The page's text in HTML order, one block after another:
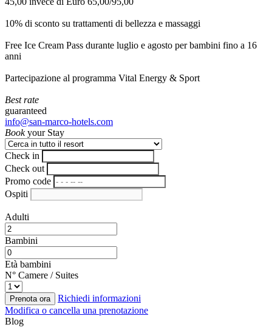
10% di sconto su trattamenti di bellezza e massaggi
Free Ice Cream Pass durante luglio e agosto per bambini fino a 16
anni
Partecipazione al programma Vital Energy & Sport
Best rate
guaranteed
info@san-marco-hotels.com
Bookyour Stay
Check in
Check out
Promo code
Ospiti
Adulti
Bambini
Età bambini
N° Camere / Suites
Prenota ora
Richiedi informazioni
Modifica o cancella una prenotazione
Blog